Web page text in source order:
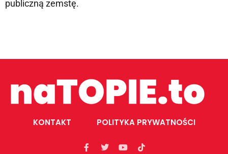
publiczną zemstę.
KONTAKT POLITYKA PRYWATNOŚCI